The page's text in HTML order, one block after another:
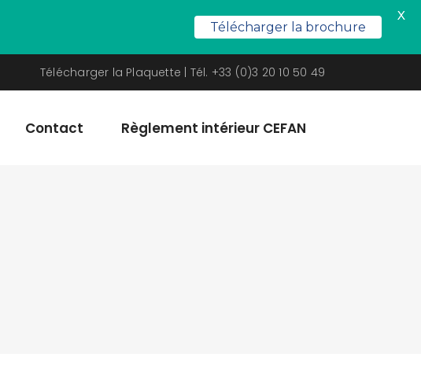
Télécharger la Plaquette | Tél. +33 (0)3 20 10 50 49
Contact Règlement intérieur CEFAN
Télécharger la brochure
X